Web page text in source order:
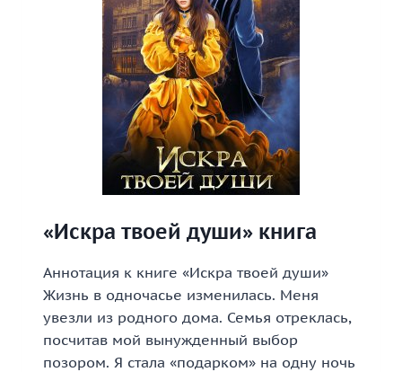
«Искра твоей души» книга
Аннотация к книге «Искра твоей души»
Жизнь в одночасье изменилась. Меня
увезли из родного дома. Семья отреклась,
посчитав мой вынужденный выбор
позором. Я стала «подарком» на одну ночь